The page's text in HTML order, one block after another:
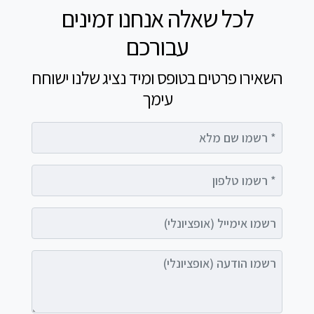
לכל שאלה אנחנו זמינים
עבורכם
השאירו פרטים בטופס ומיד נציג שלנו ישוחח
עימך
רשמו הודעה (אופציונלי)